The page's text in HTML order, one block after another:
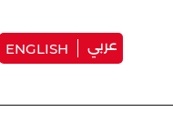
عربي ENGLISH